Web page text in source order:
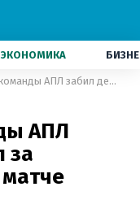
ЭКОНОМИКА
Защитник из команды АПЛ забил дебютный гол за сборную Украины в матче отбора Евро-2024
АПЛ
за